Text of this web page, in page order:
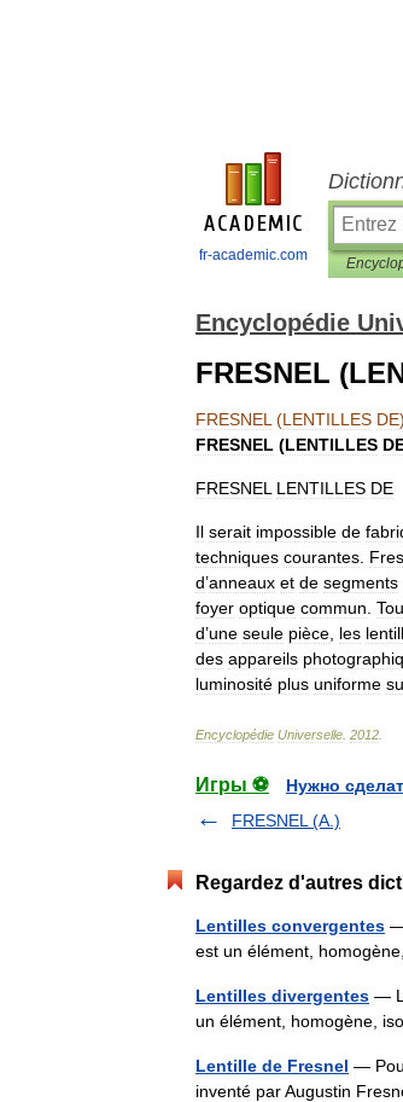
fr-academic.com
Encyclopédie
FRESNEL
FRESNEL (LENTILLES DE)
FRESNEL (LENTILLES
FRESNEL LENTILLES DE
Il serait impossible de
techniques courantes
d’anneaux et de segments
foyer optique commun
d’une seule pièce les
des appareils
luminosité plus uniforme
Encyclopédie Universelle 2012
Игры ⚽
Нужно
FRESNEL (A.)
Regardez d'autres
Lentilles convergentes —
est un élément,
Lentilles divergentes —
un élément, homogène,
Lentille de Fresnel —
inventé par Augustin